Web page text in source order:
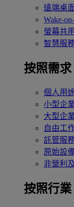
遠端桌
Wake-
螢幕共用
智慧服
按照需求
個人用
小型企
大型企
自由工
託管服
原始設
非營利
按照行業